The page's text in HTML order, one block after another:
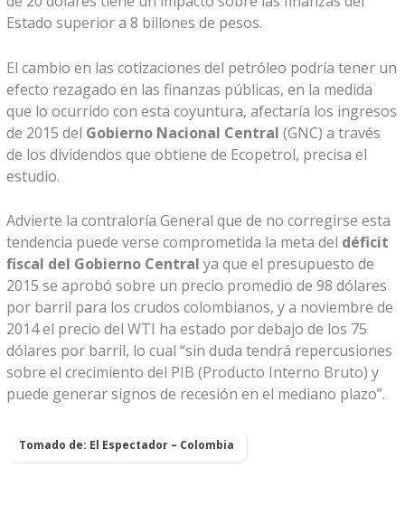
Estado superior a 8 billones de pesos.
El cambio en las cotizaciones del petróleo podría tener un
efecto rezagado en las finanzas públicas, en la medida
que lo ocurrido con esta coyuntura, afectaría los ingresos
de 2015 del Gobierno Nacional Central (GNC) a través
de los dividendos que obtiene de Ecopetrol, precisa el
estudio.
Advierte la contraloría General que de no corregirse esta
tendencia puede verse comprometida la meta del déficit
fiscal del Gobierno Central ya que el presupuesto de
2015 se aprobó sobre un precio promedio de 98 dólares
por barril para los crudos colombianos, y a noviembre de
2014 el precio del WTI ha estado por debajo de los 75
dólares por barril, lo cual “sin duda tendrá repercusiones
sobre el crecimiento del PIB (Producto Interno Bruto) y
puede generar signos de recesión en el mediano plazo”.
Tomado de: El Espectador – Colombia